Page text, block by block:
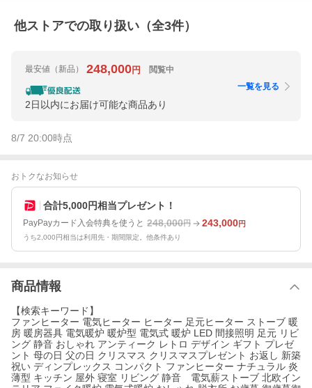
他ストアでの取り扱い（全3件）
最安値 （新品） 248,000円 閲覧中
2日以内にお届け可能な商品あり
一覧を見る
8/7 20:00時点
おトクなお知らせ
合計5,000円相当プレゼント！
PayPayカード入会特典を使うと 248,000円 243,000円
うち2,000円相当は利用先・期間限定。他条件あり
商品情報
【検索キーワード】
ファンヒーター 電気ヒーター ヒーター 足元ヒーター ストーブ 暖
房 暖房器具 電気暖炉 暖炉型 電気式 暖炉 LED 間接照明 足元 リビ
ング 静音 おしゃれ アンティーク レトロ デザイン ギフト プレゼ
ント 母の日 父の日 クリスマス クリスマスプレゼント お返し 新築
祝い ディンプレックス コンパクト ファンヒーター ナチュラル 炎
薄型 キッチン 屋外 寝室 リビング 静音 電気薪ストーブ 北欧イン